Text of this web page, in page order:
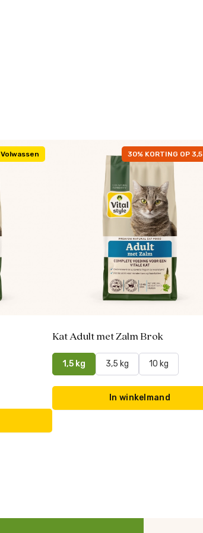
Volwassen 30% KORTING OP
Kat Adult met Zalm Brok
1,5 kg 3,5 kg 10 kg
In winkelmand